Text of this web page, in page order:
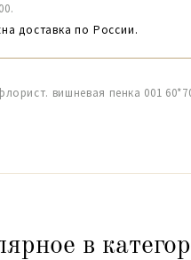
доставка по России.
вишневая пенка 001
в